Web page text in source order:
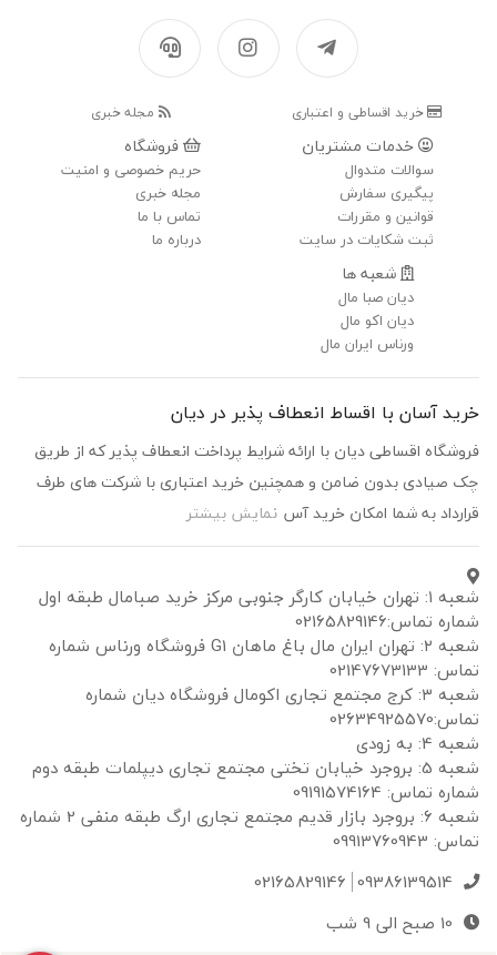
خرید اقساطی و اعتباری مجله خبری
خدمات مشتریان
سوالات متدوال
پیگیری سفارش
قوانین و مقررات
ثبت شکایات در سایت
فروشگاه
حریم خصوصی و امنیت
مجله خبری
تماس با ما
درباره ما
شعبه ها
دیان صبا مال
دیان اکو مال
ورناس ایران مال
خرید آسان با اقساط انعطاف پذیر در دیان
فروشگاه اقساطی دیان با ارائه شرایط پرداخت انعطاف پذیر که از طریق
چک صیادی بدون ضامن و همچنین خرید اعتباری با شرکت های طرف
قرارداد به شما امکان خرید آس نمایش بیشتر
شعبه ۱: تهران خیابان کارگر جنوبی مرکز خرید صبامال طبقه اول
شماره تماس:02165829146
شعبه ۲: تهران ایران مال باغ ماهان G1 فروشگاه ورناس شماره
تماس: 02147673133
شعبه ۳: کرج مجتمع تجاری اکومال فروشگاه دیان شماره
تماس:02634925570
شعبه 4: به زودی
شعبه 5: بروجرد خیابان تختی مجتمع تجاری دیپلمات طبقه دوم
شماره تماس: 09191574164
شعبه 6: بروجرد بازار قدیم مجتمع تجاری ارگ طبقه منفی 2 شماره
تماس: 09913760943
09386139514
02165829146
10 صبح الی 9 شب